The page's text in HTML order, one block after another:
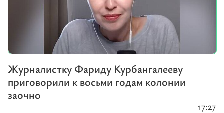
Журналистку Фариду Курбангалееву
приговорили к восьми годам колонии
заочно
17:27